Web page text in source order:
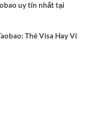
uy tín nhất tại
Thẻ Visa Hay Ví